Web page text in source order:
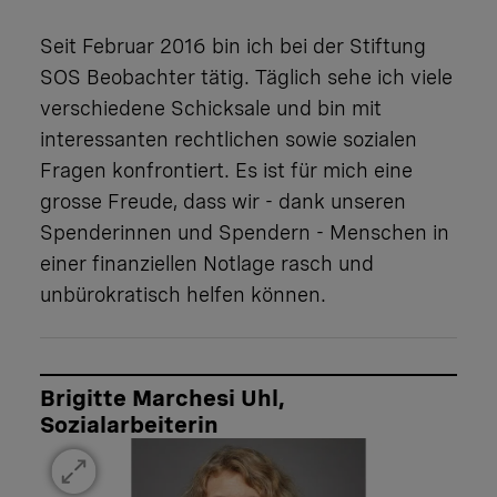
Seit Februar 2016 bin ich bei der Stiftung
SOS Beobachter tätig. Täglich sehe ich viele
verschiedene Schicksale und bin mit
interessanten rechtlichen sowie sozialen
Fragen konfrontiert. Es ist für mich eine
grosse Freude, dass wir - dank unseren
Spenderinnen und Spendern - Menschen in
einer finanziellen Notlage rasch und
unbürokratisch helfen können.
Brigitte Marchesi Uhl,
Sozialarbeiterin